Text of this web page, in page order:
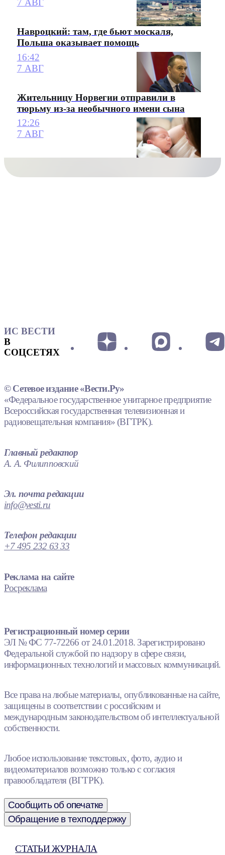
7 АВГ
Навроцкий: там, где бьют москаля,
Польша оказывает помощь
16:42
7 АВГ
Жительницу Норвегии отправили в
тюрьму из-за необычного имени сына
12:26
7 АВГ
ИС ВЕСТИ
В
СОЦСЕТЯХ
© Сетевое издание «Вести.Ру»
«Федеральное государственное унитарное предприятие
Всероссийская государственная телевизионная и
радиовещательная компания» (ВГТРК).
Главный редактор
А. А. Филипповский
Эл. почта редакции
info@vesti.ru
Телефон редакции
+7 495 232 63 33
Реклама на сайте
Росреклама
Регистрационный номер серии
ЭЛ № ФС 77-72266 от 24.01.2018. Зарегистрировано
Федеральной службой по надзору в сфере связи,
информационных технологий и массовых коммуникаций.
Все права на любые материалы, опубликованные на сайте,
защищены в соответствии с российским и
международным законодательством об интеллектуальной
собственности.
Любое использование текстовых, фото, аудио и
видеоматериалов возможно только с согласия
правообладателя (ВГТРК).
Сообщить об опечатке
Обращение в техподдержку
СТАТЬИ ЖУРНАЛА